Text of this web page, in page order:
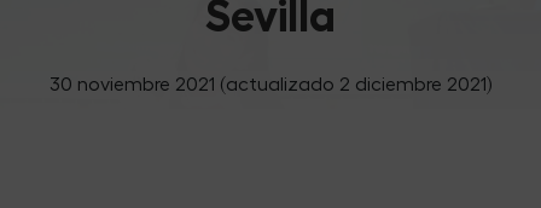
Sevilla
30 noviembre 2021 (actualizado 2 diciembre 2021)